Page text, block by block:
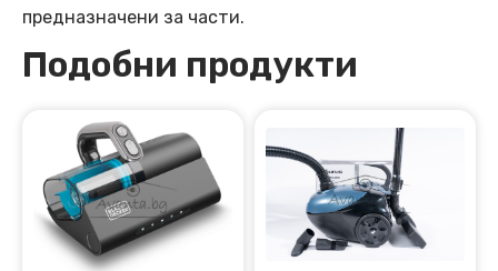
предназначени за части.
Подобни продукти